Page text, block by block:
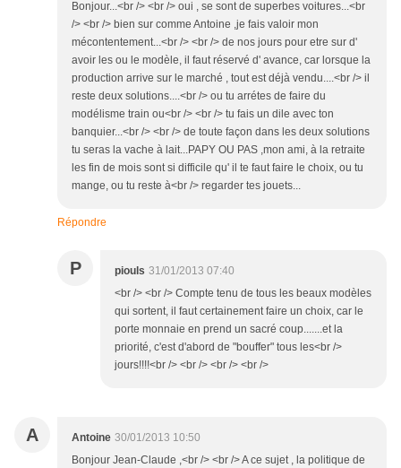
Bonjour...<br /> <br /> oui , se sont de superbes voitures...<br
/> <br /> bien sur comme Antoine ,je fais valoir mon
mécontentement...<br /> <br /> de nos jours pour etre sur d'
avoir les ou le modèle, il faut réservé d' avance, car lorsque la
production arrive sur le marché , tout est déjà vendu....<br /> il
reste deux solutions....<br /> ou tu arrétes de faire du
modélisme train ou<br /> <br /> tu fais un dile avec ton
banquier...<br /> <br /> de toute façon dans les deux solutions
tu seras la vache à lait...PAPY OU PAS ,mon ami, à la retraite
les fin de mois sont si difficile qu' il te faut faire le choix, ou tu
mange, ou tu reste à<br /> regarder tes jouets...
Répondre
P piouls 31/01/2013 07:40
<br /> <br /> Compte tenu de tous les beaux modèles
qui sortent, il faut certainement faire un choix, car le
porte monnaie en prend un sacré coup.......et la
priorité, c'est d'abord de "bouffer" tous les<br />
jours!!!!<br /> <br /> <br /> <br />
A Antoine 30/01/2013 10:50
Bonjour Jean-Claude ,<br /> <br /> A ce sujet , la politique de